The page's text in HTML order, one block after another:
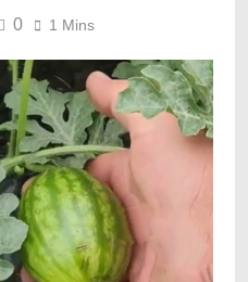
0 1 Mins